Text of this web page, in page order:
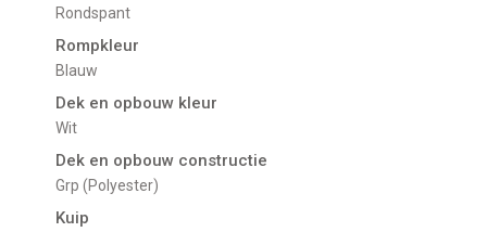
Rondspant
Rompkleur
Blauw
Dek en opbouw kleur
Wit
Dek en opbouw constructie
Grp (Polyester)
Kuip